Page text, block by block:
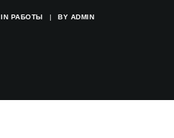
IN РАБОТЫ | BY ADMIN